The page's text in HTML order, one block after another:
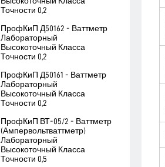
Точности 0,2
ПрофКиП Д50162 - Ваттметр
Лабораторный
Высокоточный Класса
Точности 0,2
ПрофКиП Д50161 - Ваттметр
Лабораторный
Высокоточный Класса
Точности 0,2
ПрофКиП ВТ-05/2 - Ваттметр
(Ампервольтваттметр)
Лабораторный
Высокоточный Класса
Точности 0,5